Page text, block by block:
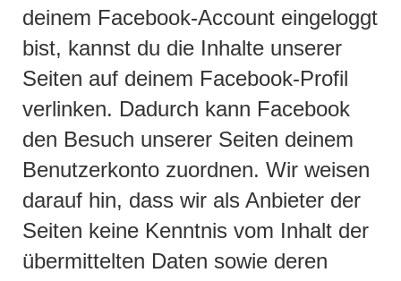
deinem Facebook-Account eingeloggt
bist, kannst du die Inhalte unserer
Seiten auf deinem Facebook-Profil
verlinken. Dadurch kann Facebook
den Besuch unserer Seiten deinem
Benutzerkonto zuordnen. Wir weisen
darauf hin, dass wir als Anbieter der
Seiten keine Kenntnis vom Inhalt der
übermittelten Daten sowie deren